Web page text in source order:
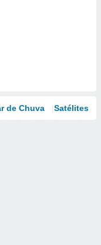
de Chuva Satélites